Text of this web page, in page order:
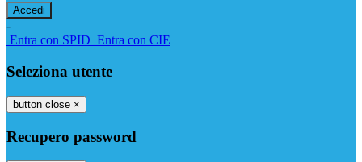
-
Entra con SPID Entra con CIE
Seleziona utente
button close ×
Recupero password